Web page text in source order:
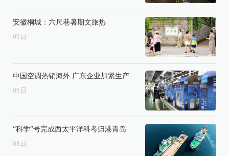
安徽桐城：六尺巷暑期文旅热
09 日
中国空调热销海外 广东企业加紧生产
09 日
“科学”号完成西太平洋科考归港青岛
08 日